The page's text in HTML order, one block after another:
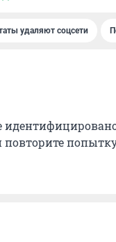
удаляют соцсети
повторите